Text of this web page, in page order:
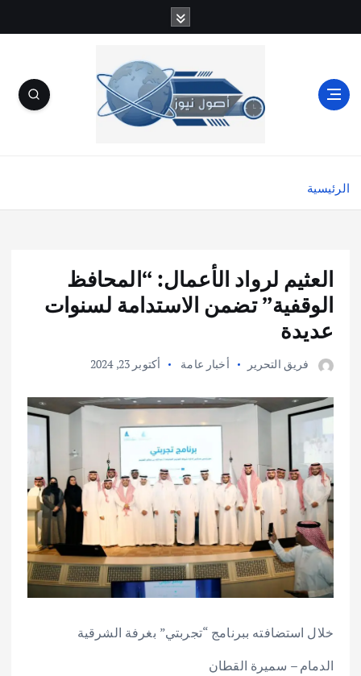
ل
الرئيسية
العثيم لرواد الأعمال: “المحافظ
الوقفية” تضمن الاستدامة لسنوات
عديدة
فريق التحرير أخبار عامة أكتوبر 23, 2024
خلال استضافته ببرنامج “تجربتي” بغرفة الشرقية
الدمام – سميرة القطان